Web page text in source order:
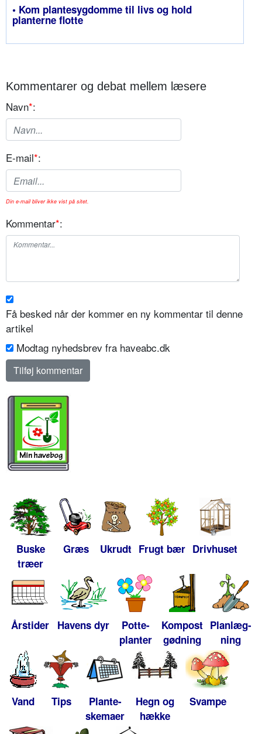
• Kom plantesygdomme til livs og hold
planterne flotte
Kommentarer og debat mellem læsere
Navn*:
E-mail*:
Din e-mail bliver ikke vist på sitet.
Kommentar*:
Få besked når der kommer en ny kommentar til denne
artikel
Modtag nyhedsbrev fra haveabc.dk
Buske
træer
Græs Ukrudt Frugt bær Drivhuset
Årstider Havens dyr
Potte-
planter
Kompost
gødning
Planlæg-
ning
Vand Tips
Plante-
skemaer
Hegn og
hække
Svampe